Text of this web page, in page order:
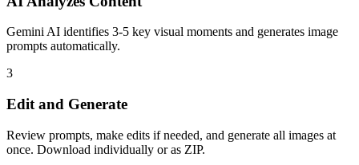
Gemini AI identifies 3-5 key visual moments and generates image
prompts automatically.
3
Edit and Generate
Review prompts, make edits if needed, and generate all images at
once. Download individually or as ZIP.